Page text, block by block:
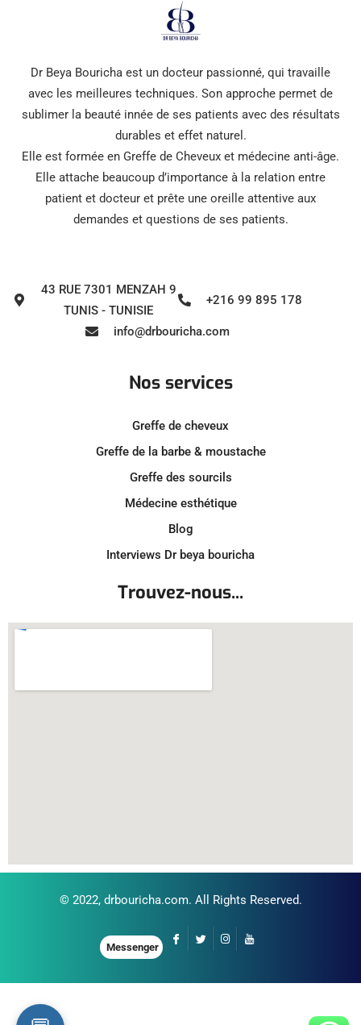
Dr Beya Bouricha est un docteur passionné, qui travaille
avec les meilleures techniques. Son approche permet de
sublimer la beauté innée de ses patients avec des résultats
durables et effet naturel.
Elle est formée en Greffe de Cheveux et médecine anti-âge.
Elle attache beaucoup d’importance à la relation entre
patient et docteur et prête une oreille attentive aux
demandes et questions de ses patients.
43 RUE 7301 MENZAH 9
TUNIS - TUNISIE
+216 99 895 178
info@drbouricha.com
Nos services
Greffe de cheveux
Greffe de la barbe & moustache
Greffe des sourcils
Médecine esthétique
Blog
Interviews Dr beya bouricha
Trouvez-nous...
© 2022, drbouricha.com. All Rights Reserved.
Messenger